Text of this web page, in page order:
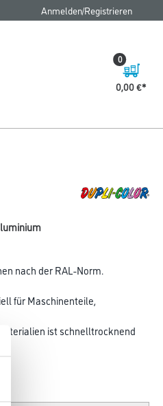
Anmelden/Registrieren
0,00 €
0
nach der RAL-Norm.
für Maschinenteile,
ist schnelltrocknend